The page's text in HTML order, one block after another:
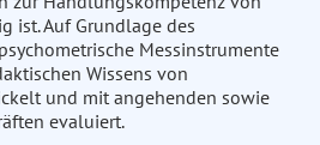
ist. Auf Grundlage des
Messinstrumente
Wissens von
und mit angehenden sowie
evaluiert.